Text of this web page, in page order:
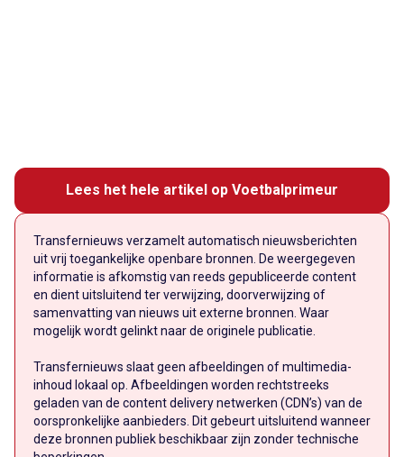
Lees het hele artikel op Voetbalprimeur
Transfernieuws verzamelt automatisch nieuwsberichten
uit vrij toegankelijke openbare bronnen. De weergegeven
informatie is afkomstig van reeds gepubliceerde content
en dient uitsluitend ter verwijzing, doorverwijzing of
samenvatting van nieuws uit externe bronnen. Waar
mogelijk wordt gelinkt naar de originele publicatie.
Transfernieuws slaat geen afbeeldingen of multimedia-
inhoud lokaal op. Afbeeldingen worden rechtstreeks
geladen van de content delivery netwerken (CDN’s) van de
oorspronkelijke aanbieders. Dit gebeurt uitsluitend wanneer
deze bronnen publiek beschikbaar zijn zonder technische